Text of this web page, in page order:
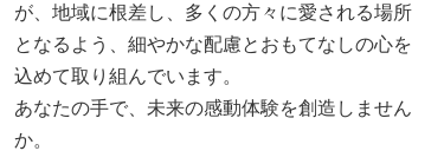
が、地域に根差し、多くの方々に愛される場所
となるよう、細やかな配慮とおもてなしの心を
込めて取り組んでいます。
あなたの手で、未来の感動体験を創造しません
か。